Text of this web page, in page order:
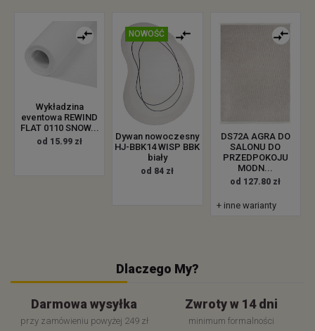
Wykładzina
eventowa REWIND
FLAT 0110 SNOW...
od 15.99 zł
NOWOŚĆ
Dywan nowoczesny
HJ-BBK14 WISP BBK
biały
od 84 zł
DS72A AGRA DO
SALONU DO
PRZEDPOKOJU
MODN...
od 127.80 zł
+ inne warianty
Dlaczego My?
Darmowa wysyłka
przy zamówieniu powyżej 249 zł
Zwroty w 14 dni
minimum formalności